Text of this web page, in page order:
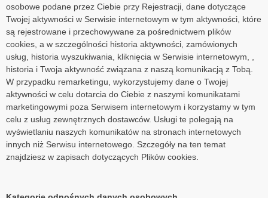
osobowe podane przez Ciebie przy Rejestracji, dane dotyczące
Twojej aktywności w Serwisie internetowym w tym aktywności, które
są rejestrowane i przechowywane za pośrednictwem plików
cookies, a w szczególności historia aktywności, zamówionych
usług, historia wyszukiwania, kliknięcia w Serwisie internetowym, ,
historia i Twoja aktywność związana z naszą komunikacją z Tobą.
W przypadku remarketingu, wykorzystujemy dane o Twojej
aktywności w celu dotarcia do Ciebie z naszymi komunikatami
marketingowymi poza Serwisem internetowym i korzystamy w tym
celu z usług zewnętrznych dostawców. Usługi te polegają na
wyświetlaniu naszych komunikatów na stronach internetowych
innych niż Serwisu internetowego. Szczegóły na ten temat
znajdziesz w zapisach dotyczących Plików cookies.